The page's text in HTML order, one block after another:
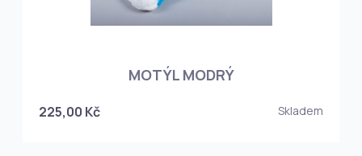
MOTÝL MODRÝ
225,00 Kč Skladem